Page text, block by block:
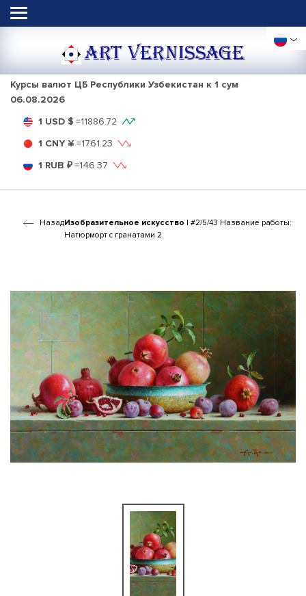
ART VERNISSAGE
Курсы валют ЦБ Республики Узбекистан к 1 сум
06.08.2026
1 USD $ =11886.72
1 CNY ¥ =1761.23
1 RUB ₽=146.37
НазадИзобразительное искусство | #2/5/43 Название работы:
Натюрморт с гранатами 2